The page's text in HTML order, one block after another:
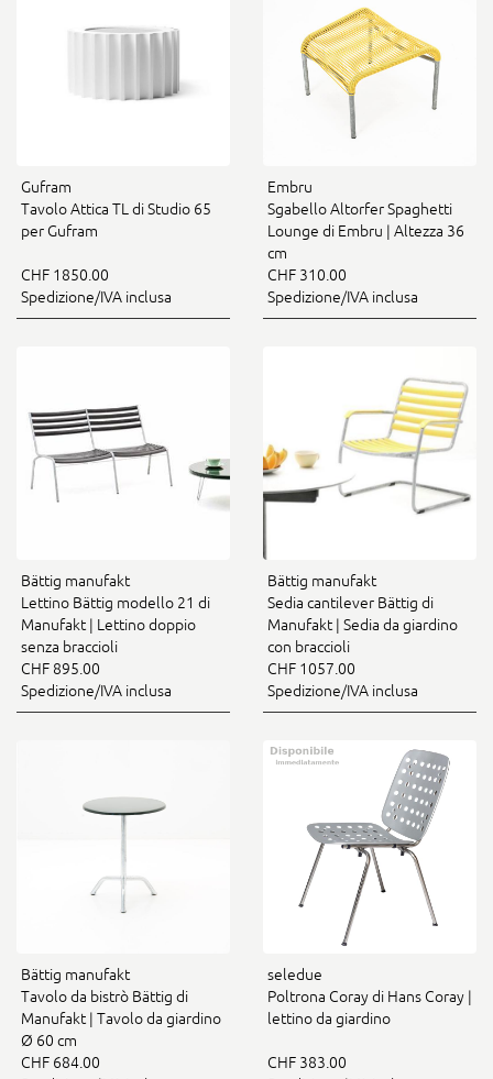
Gufram
Tavolo Attica TL di Studio 65
per Gufram
CHF 1850.00
Spedizione/IVA inclusa
Embru
Sgabello Altorfer Spaghetti
Lounge di Embru | Altezza 36
cm
CHF 310.00
Spedizione/IVA inclusa
Bättig manufakt
Lettino Bättig modello 21 di
Manufakt | Lettino doppio
senza braccioli
CHF 895.00
Spedizione/IVA inclusa
Bättig manufakt
Sedia cantilever Bättig di
Manufakt | Sedia da giardino
con braccioli
CHF 1057.00
Spedizione/IVA inclusa
Bättig manufakt
Tavolo da bistrò Bättig di
Manufakt | Tavolo da giardino
Ø 60 cm
CHF 684.00
seledue
Poltrona Coray di Hans Coray |
lettino da giardino
CHF 383.00